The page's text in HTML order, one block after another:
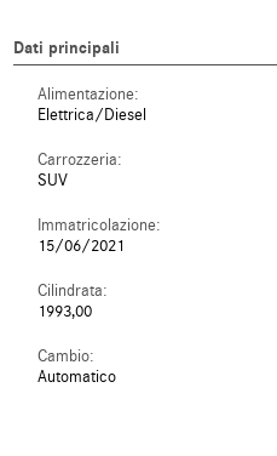
Dati principali
Alimentazione:
Elettrica/Diesel
Carrozzeria:
SUV
Immatricolazione:
15/06/2021
Cilindrata:
1993,00
Cambio:
Automatico